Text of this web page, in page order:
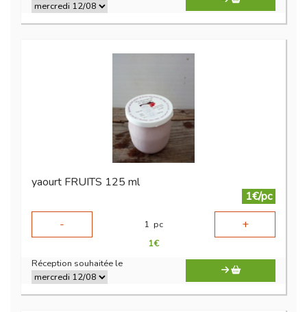
yaourt FRUITS 125 ml
1€/pc
-
1 pc +
1€
Réception souhaitée le